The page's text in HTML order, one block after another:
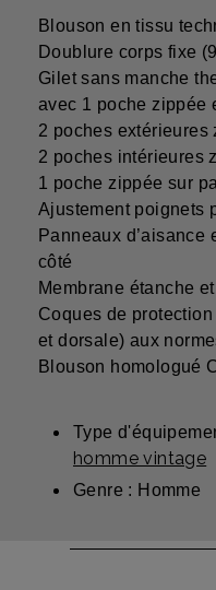
Blouson en tissu
Doublure corps fixe
Gilet sans manche
avec 1 poche zippée
2 poches extérieures
2 poches intérieures
1 poche zippée sur
Ajustement poignets
Panneaux d’aisance
côté
Membrane étanche
Coques de
et dorsale) aux
Blouson homologué
Type
homme vintage
Genre : Homme